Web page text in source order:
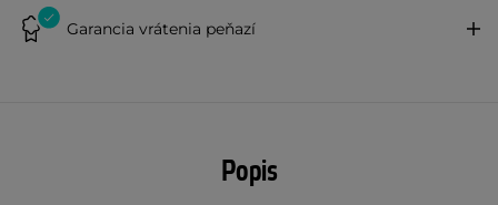
Garancia vrátenia peňazí
Popis